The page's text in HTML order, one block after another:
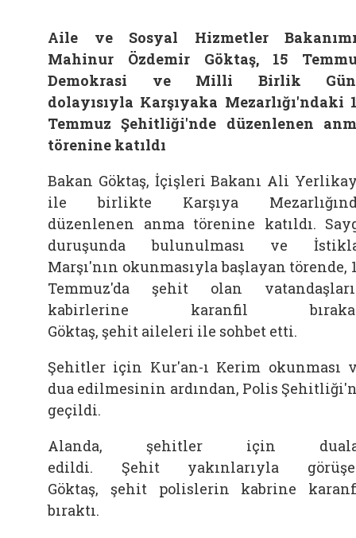
Aile ve Sosyal Hizmetler
Mahinur Özdemir Göktaş, 15
Demokrasi ve Milli Birlik
dolayısıyla Karşıyaka Mezarlığı'ndaki
Temmuz Şehitliği'nde düzenlenen
törenine katıldı
Bakan Göktaş, İçişleri Bakanı Ali
ile birlikte Karşıya
düzenlenen anma törenine katıldı.
duruşunda bulunulması ve
Marşı'nın okunmasıyla başlayan törende,
Temmuz'da
şehit
olan
kabirlerine karanfil
Göktaş, şehit aileleri ile sohbet etti.
Şehitler için Kur'an-ı Kerim okunması
dua edilmesinin ardından, Polis
geçildi.
Alanda, şehitler için
edildi.
Şehit
yakınlarıyla
Göktaş,
şehit
polislerin kabrine
bıraktı.